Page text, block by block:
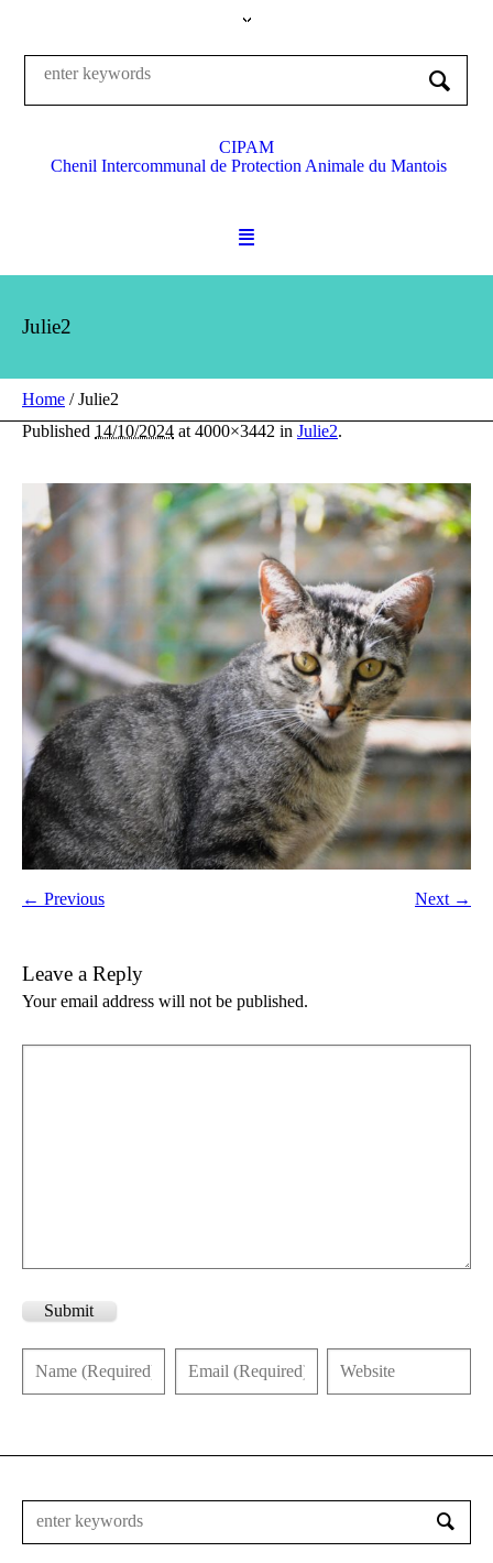
CIPAM
Chenil Intercommunal de Protection Animale du Mantois
Julie2
Home /Julie2
Published 14/10/2024 at 4000×3442 in Julie2.
← Previous Next →
Leave a Reply
Your email address will not be published.
Submit